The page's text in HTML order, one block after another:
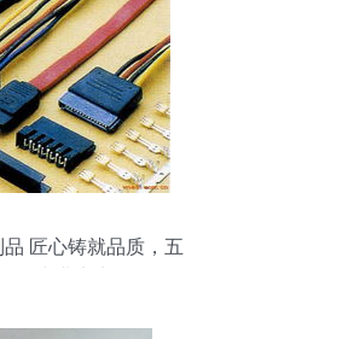
匠心铸就品质，五